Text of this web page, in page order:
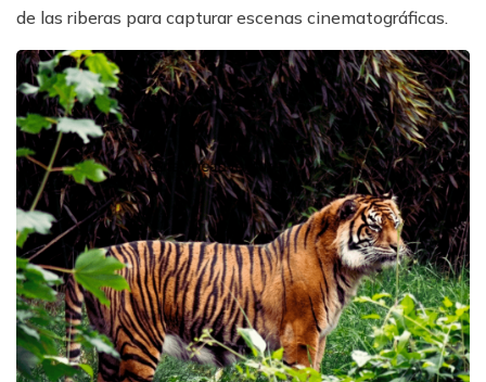
de las riberas para capturar escenas cinematográficas.